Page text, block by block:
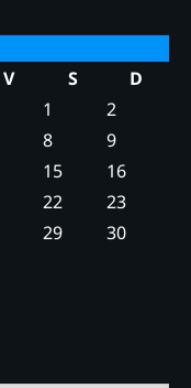
V S
D
1
2
8
9
15
16
22
23
29
30